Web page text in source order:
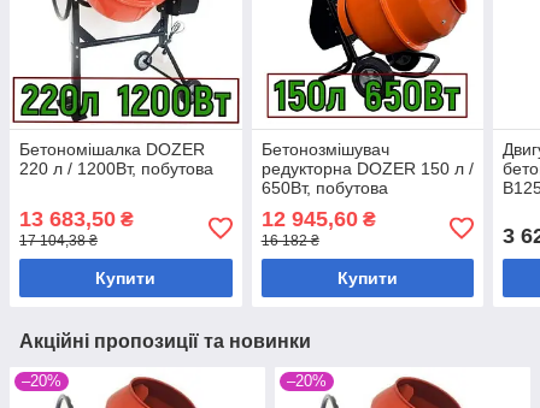
Бетономішалка DOZER
220 л / 1200Вт, побутова
13 683,50 ₴
17 104,38 ₴
Купити
Бетонозмішувач
редукторна DOZER 150 л /
650Вт, побутова
12 945,60₴
16 182 ₴
Купити
3
Акційні пропозиції та новинки
–20% –20%